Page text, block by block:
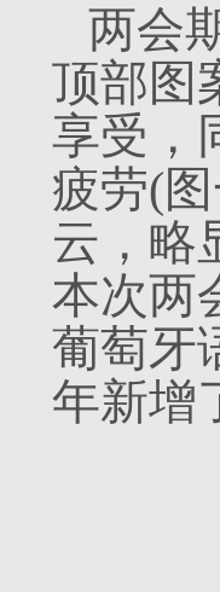
两会
顶部图
享受，
疲劳(
云，略
本次两
葡萄牙
年新增